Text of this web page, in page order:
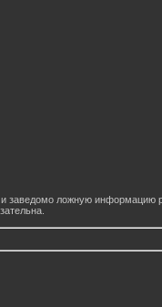
и заведомо ложную информацию